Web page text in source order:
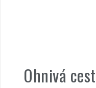
Ohnivá